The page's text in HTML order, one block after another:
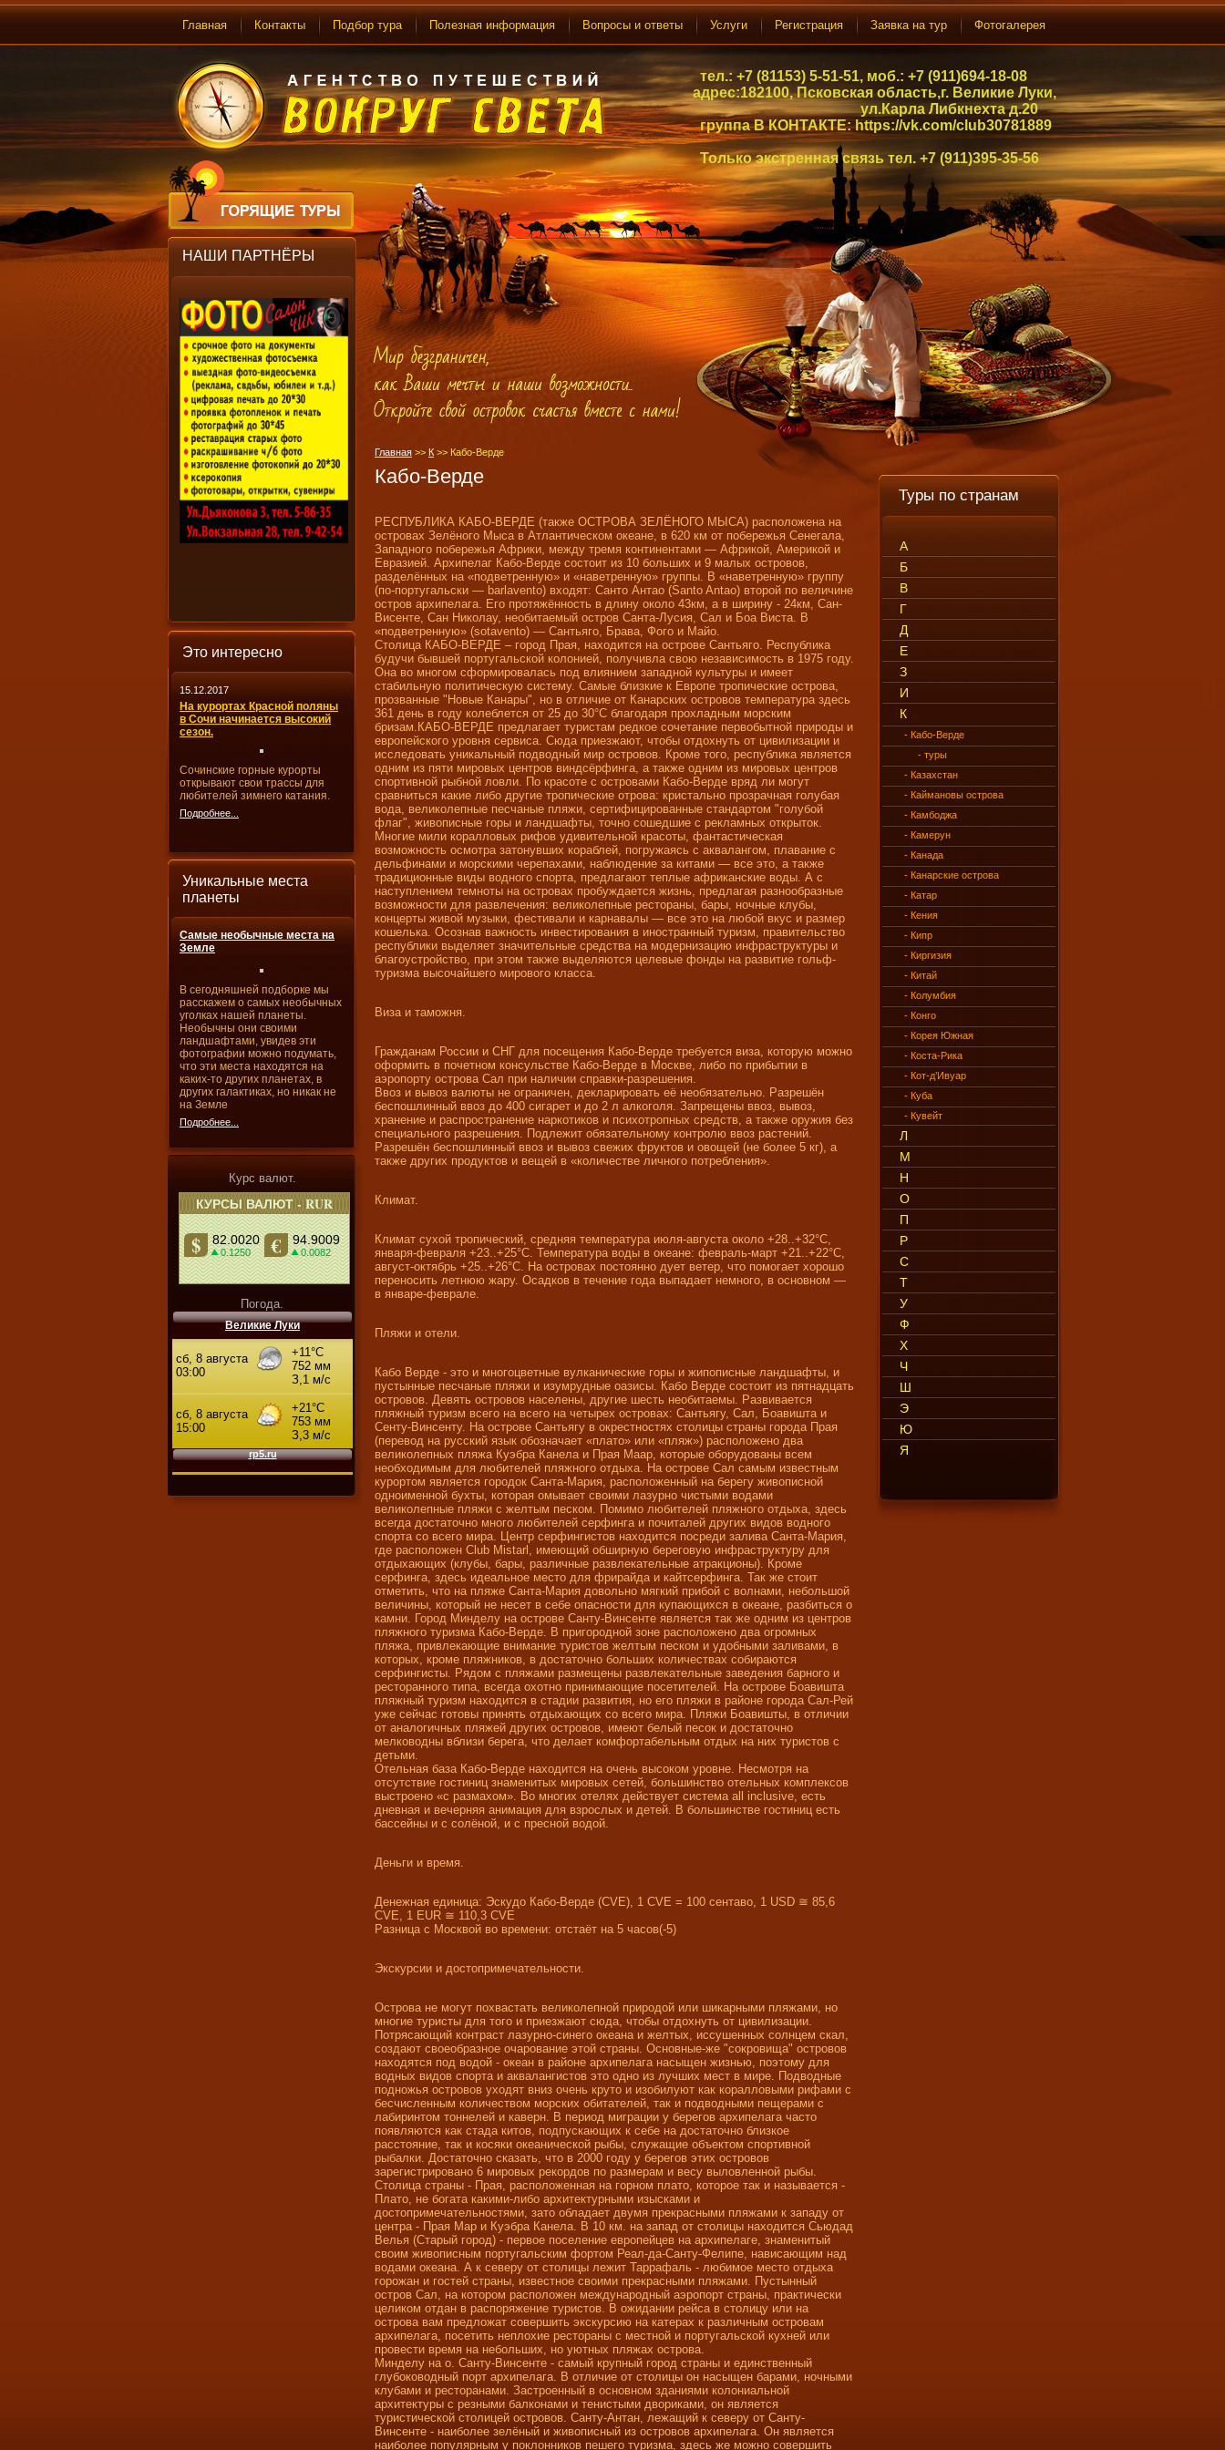
Главная Контакты Подбор тура Полезная информация Вопросы и ответы Услуги Регистрация Заявка на тур Фотогалерея
тел.: +7 (81153) 5-51-51, моб.: +7 (911)694-18-08
адрес:182100, Псковская область,г. Великие Луки,
ул.Карла Либкнехта д.20
группа В КОНТАКТЕ:https://vk.com/club30781889
Только экстренная связь тел. +7 (911)395-35-56
Главная >> К >> Кабо-Верде
Кабо-Верде
РЕСПУБЛИКА КАБО-ВЕРДЕ (также ОСТРОВА ЗЕЛЁНОГО МЫСА) расположена на
островах Зелёного Мыса в Атлантическом океане, в 620 км от побережья Сенегала,
Западного побережья Африки, между тремя континентами — Африкой, Америкой и
Евразией. Архипелаг Кабо-Верде состоит из 10 больших и 9 малых островов,
разделённых на «подветренную» и «наветренную» группы. В «наветренную» группу
(по-португальски — barlavento) входят: Санто Антао (Santo Antao) второй по величине
остров архипелага. Его протяжённость в длину около 43км, а в ширину - 24км, Сан-
Висенте, Сан Николау, необитаемый остров Санта-Лусия, Сал и Боа Виста. В
«подветренную» (sotavento) — Сантьяго, Брава, Фого и Майо.
Столица КАБО-ВЕРДЕ – город Прая, находится на острове Сантьяго. Республика
будучи бывшей португальской колонией, получивла свою независимость в 1975 году.
Она во многом сформировалась под влиянием западной культуры и имеет
стабильную политическую систему. Самые близкие к Европе тропические острова,
прозванные "Новые Канары", но в отличие от Канарских островов температура здесь
361 день в году колеблется от 25 до 30°C благодаря прохладным морским
бризам.КАБО-ВЕРДЕ предлагает туристам редкое сочетание первобытной природы и
европейского уровня сервиса. Сюда приезжают, чтобы отдохнуть от цивилизации и
исследовать уникальный подводный мир островов. Кроме того, республика является
одним из пяти мировых центров виндсёрфинга, а также одним из мировых центров
спортивной рыбной ловли. По красоте с островами Кабо-Верде вряд ли могут
сравниться какие либо другие тропические отрова: кристально прозрачная голубая
вода, великолепные песчаные пляжи, сертифицированные стандартом "голубой
флаг", живописные горы и ландшафты, точно сошедшие с рекламных открыток.
Многие мили коралловых рифов удивительной красоты, фантастическая
возможность осмотра затонувших кораблей, погружаясь с аквалангом, плавание с
дельфинами и морскими черепахами, наблюдение за китами — все это, а также
традиционные виды водного спорта, предлагают теплые африканские воды. А с
наступлением темноты на островах пробуждается жизнь, предлагая разнообразные
возможности для развлечения: великолепные рестораны, бары, ночные клубы,
концерты живой музыки, фестивали и карнавалы — все это на любой вкус и размер
кошелька. Осознав важность инвестирования в иностранный туризм, правительство
республики выделяет значительные средства на модернизацию инфраструктуры и
благоустройство, при этом также выделяются целевые фонды на развитие гольф-
туризма высочайшего мирового класса.
Виза и таможня.
Гражданам России и СНГ для посещения Кабо-Верде требуется виза, которую можно
оформить в почетном консульстве Кабо-Верде в Москве, либо по прибытии в
аэропорту острова Сал при наличии справки-разрешения.
Ввоз и вывоз валюты не ограничен, декларировать её необязательно. Разрешён
беспошлинный ввоз до 400 сигарет и до 2 л алкоголя. Запрещены ввоз, вывоз,
хранение и распространение наркотиков и психотропных средств, а также оружия без
специального разрешения. Подлежит обязательному контролю ввоз растений.
Разрешён беспошлинный ввоз и вывоз свежих фруктов и овощей (не более 5 кг), а
также других продуктов и вещей в «количестве личного потребления».
Климат.
Климат сухой тропический, средняя температура июля-августа около +28..+32°C,
января-февраля +23..+25°C. Температура воды в океане: февраль-март +21..+22°C,
август-октябрь +25..+26°C. На островах постоянно дует ветер, что помогает хорошо
переносить летнюю жару. Осадков в течение года выпадает немного, в основном —
в январе-феврале.
Пляжи и отели.
Кабо Верде - это и многоцветные вулканические горы и жипописные ландшафты, и
пустынные песчаные пляжи и изумрудные оазисы. Кабо Верде состоит из пятнадцать
островов. Девять островов населены, другие шесть необитаемы. Развивается
пляжный туризм всего на всего на четырех островах: Сантьягу, Сал, Боавишта и
Сенту-Винсенту. На острове Сантьягу в окрестностях столицы страны города Прая
(перевод на русский язык обозначает «плато» или «пляж») расположено два
великолепных пляжа Куэбра Канела и Прая Маар, которые оборудованы всем
необходимым для любителей пляжного отдыха. На острове Сал самым известным
курортом является городок Санта-Мария, расположенный на берегу живописной
одноименной бухты, которая омывает своими лазурно чистыми водами
великолепные пляжи с желтым песком. Помимо любителей пляжного отдыха, здесь
всегда достаточно много любителей серфинга и почиталей других видов водного
спорта со всего мира. Центр серфингистов находится посреди залива Санта-Мария,
где расположен Club Mistarl, имеющий обширную береговую инфраструктуру для
отдыхающих (клубы, бары, различные развлекательные атракционы). Кроме
серфинга, здесь идеальное место для фрирайда и кайтсерфинга. Так же стоит
отметить, что на пляже Санта-Мария довольно мягкий прибой с волнами, небольшой
величины, который не несет в себе опасности для купающихся в океане, разбиться о
камни. Город Минделу на острове Санту-Винсенте является так же одним из центров
пляжного туризма Кабо-Верде. В пригородной зоне расположено два огромных
пляжа, привлекающие внимание туристов желтым песком и удобными заливами, в
которых, кроме пляжников, в достаточно больших количествах собираются
серфингисты. Рядом с пляжами размещены развлекательные заведения барного и
ресторанного типа, всегда охотно принимающие посетителей. На острове Боавишта
пляжный туризм находится в стадии развития, но его пляжи в районе города Сал-Рей
уже сейчас готовы принять отдыхающих со всего мира. Пляжи Боавишты, в отличии
от аналогичных пляжей других островов, имеют белый песок и достаточно
мелководны вблизи берега, что делает комфортабельным отдых на них туристов с
детьми.
Отельная база Кабо-Верде находится на очень высоком уровне. Несмотря на
отсутствие гостиниц знаменитых мировых сетей, большинство отельных комплексов
выстроено «с размахом». Во многих отелях действует система all inclusive, есть
дневная и вечерняя анимация для взрослых и детей. В большинстве гостиниц есть
бассейны и с солёной, и с пресной водой.
Деньги и время.
Денежная единица: Эскудо Кабо-Верде (CVE), 1 CVE = 100 сентаво, 1 USD ≅ 85,6
CVE, 1 EUR ≅ 110,3 CVE
Разница с Москвой во времени: отстаёт на 5 часов(-5)
Экскурсии и достопримечательности.
Острова не могут похвастать великолепной природой или шикарными пляжами, но
многие туристы для того и приезжают сюда, чтобы отдохнуть от цивилизации.
Потрясающий контраст лазурно-синего океана и желтых, иссушенных солнцем скал,
создают своеобразное очарование этой страны. Основные-же "сокровища" островов
находятся под водой - океан в районе архипелага насыщен жизнью, поэтому для
водных видов спорта и аквалангистов это одно из лучших мест в мире. Подводные
подножья островов уходят вниз очень круто и изобилуют как коралловыми рифами с
бесчисленным количеством морских обитателей, так и подводными пещерами с
лабиринтом тоннелей и каверн. В период миграции у берегов архипелага часто
появляются как стада китов, подпускающих к себе на достаточно близкое
расстояние, так и косяки океанической рыбы, служащие объектом спортивной
рыбалки. Достаточно сказать, что в 2000 году у берегов этих островов
зарегистрировано 6 мировых рекордов по размерам и весу выловленной рыбы.
Столица страны - Прая, расположенная на горном плато, которое так и называется -
Плато, не богата какими-либо архитектурными изысками и
достопримечательностями, зато обладает двумя прекрасными пляжами к западу от
центра - Прая Мар и Куэбра Канела. В 10 км. на запад от столицы находится Сьюдад
Велья (Старый город) - первое поселение европейцев на архипелаге, знаменитый
своим живописным португальским фортом Реал-да-Санту-Фелипе, нависающим над
водами океана. А к северу от столицы лежит Таррафаль - любимое место отдыха
горожан и гостей страны, известное своими прекрасными пляжами. Пустынный
остров Сал, на котором расположен международный аэропорт страны, практически
целиком отдан в распоряжение туристов. В ожидании рейса в столицу или на
острова вам предложат совершить экскурсию на катерах к различным островам
архипелага, посетить неплохие рестораны с местной и португальской кухней или
провести время на небольших, но уютных пляжах острова.
Минделу на о. Санту-Винсенте - самый крупный город страны и единственный
глубоководный порт архипелага. В отличие от столицы он насыщен барами, ночными
клубами и ресторанами. Застроенный в основном зданиями колониальной
архитектуры с резными балконами и тенистыми двориками, он является
туристической столицей островов. Санту-Антан, лежащий к северу от Санту-
Винсенте - наиболее зелёный и живописный из островов архипелага. Он является
наиболее популярным у поклонников пешего туризма, здесь же можно совершить
НАШИ ПАРТНЁРЫ
Это интересно
15.12.2017
На курортах Красной поляны
в Сочи начинается высокий
сезон.
Сочинские горные курорты
открывают свои трассы для
любителей зимнего катания.
Подробнее...
Уникальные места
планеты
Самые необычные места на
Земле
В сегодняшней подборке мы
расскажем о самых необычных
уголках нашей планеты.
Необычны они своими
ландшафтами, увидев эти
фотографии можно подумать,
что эти места находятся на
каких-то других планетах, в
других галактиках, но никак не
на Земле
Подробнее...
Курс валют.
Погода.
Великие Луки
Туры по странам
А
Б
В
Г
Д
Е
З
И
К
- Кабо-Верде
- туры
- Казахстан
- Каймановы острова
- Камбоджа
- Камерун
- Канада
- Канарские острова
- Катар
- Кения
- Кипр
- Киргизия
- Китай
- Колумбия
- Конго
- Корея Южная
- Коста-Рика
- Кот-д’Ивуар
- Куба
- Кувейт
Л
М
Н
О
П
Р
С
Т
У
Ф
Х
Ч
Ш
Э
Ю
Я